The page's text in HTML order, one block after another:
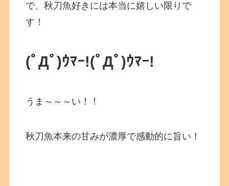
で、秋刀魚好きには本当に嬉しい限りで
す！
(ﾟДﾟ)ｳﾏｰ!(ﾟДﾟ)ｳﾏｰ!
うま～～～い！！
秋刀魚本来の甘みが濃厚で感動的に旨い！